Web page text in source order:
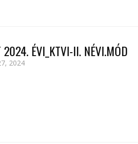
ÉVI_KTVI-II. NÉVI.MÓD
2024